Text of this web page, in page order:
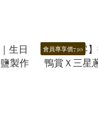
會員專享價730